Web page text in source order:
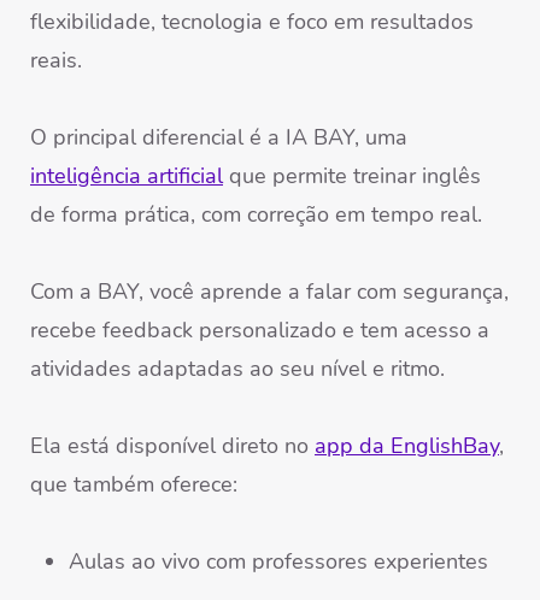
flexibilidade, tecnologia e foco em resultados
reais.
O principal diferencial é a IA BAY, uma
inteligência artificialque permite treinar inglês
de forma prática, com correção em tempo real.
Com a BAY, você aprende a falar com segurança,
recebe feedback personalizado e tem acesso a
atividades adaptadas ao seu nível e ritmo.
Ela está disponível direto no app da EnglishBay,
que também oferece:
Aulas ao vivo com professores experientes